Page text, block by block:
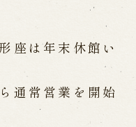
公演
座は年末休館い
通常営業を開始